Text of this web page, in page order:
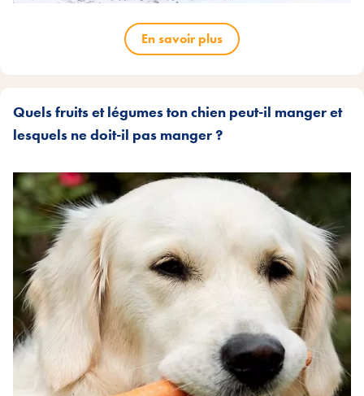
En savoir plus
Quels fruits et légumes ton chien peut-il manger et
lesquels ne doit-il pas manger ?